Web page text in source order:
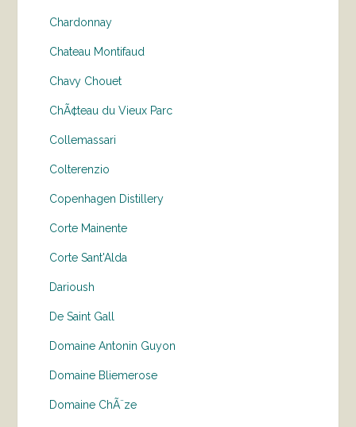
Chardonnay
Chateau Montifaud
Chavy Chouet
ChÃ¢teau du Vieux Parc
Collemassari
Colterenzio
Copenhagen Distillery
Corte Mainente
Corte Sant'Alda
Darioush
De Saint Gall
Domaine Antonin Guyon
Domaine Bliemerose
Domaine ChÃ¨ze